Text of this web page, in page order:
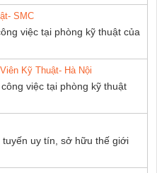
SMC
việc tại phòng kỹ thuật của
Kỹ Thuật- Hà Nội
việc tại phòng kỹ thuật
uy tín, sở hữu thế giới